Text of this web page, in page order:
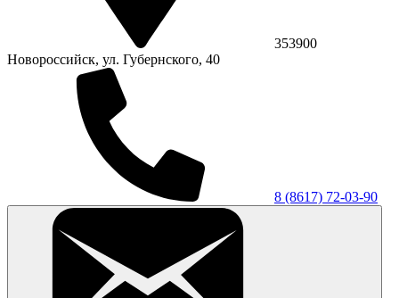
353900
Новороссийск, ул. Губернского, 40
8 (8617) 72-03-90